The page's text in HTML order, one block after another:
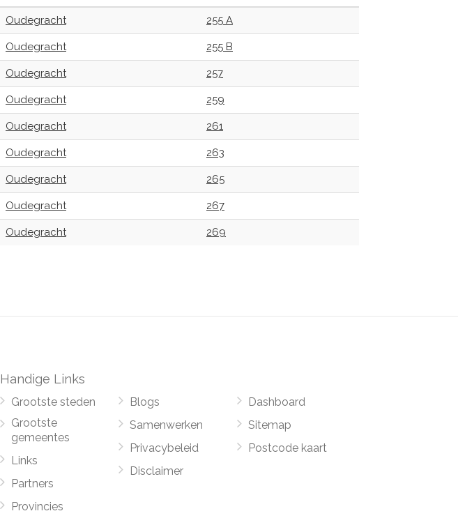
Oudegracht 255 A
Oudegracht 255 B
Oudegracht 257
Oudegracht 259
Oudegracht 261
Oudegracht 263
Oudegracht 265
Oudegracht 267
Oudegracht 269
Handige Links
Grootste steden
Grootste
gemeentes
Links
Partners
Provincies
Blogs
Samenwerken
Privacybeleid
Disclaimer
Dashboard
Sitemap
Postcode kaart